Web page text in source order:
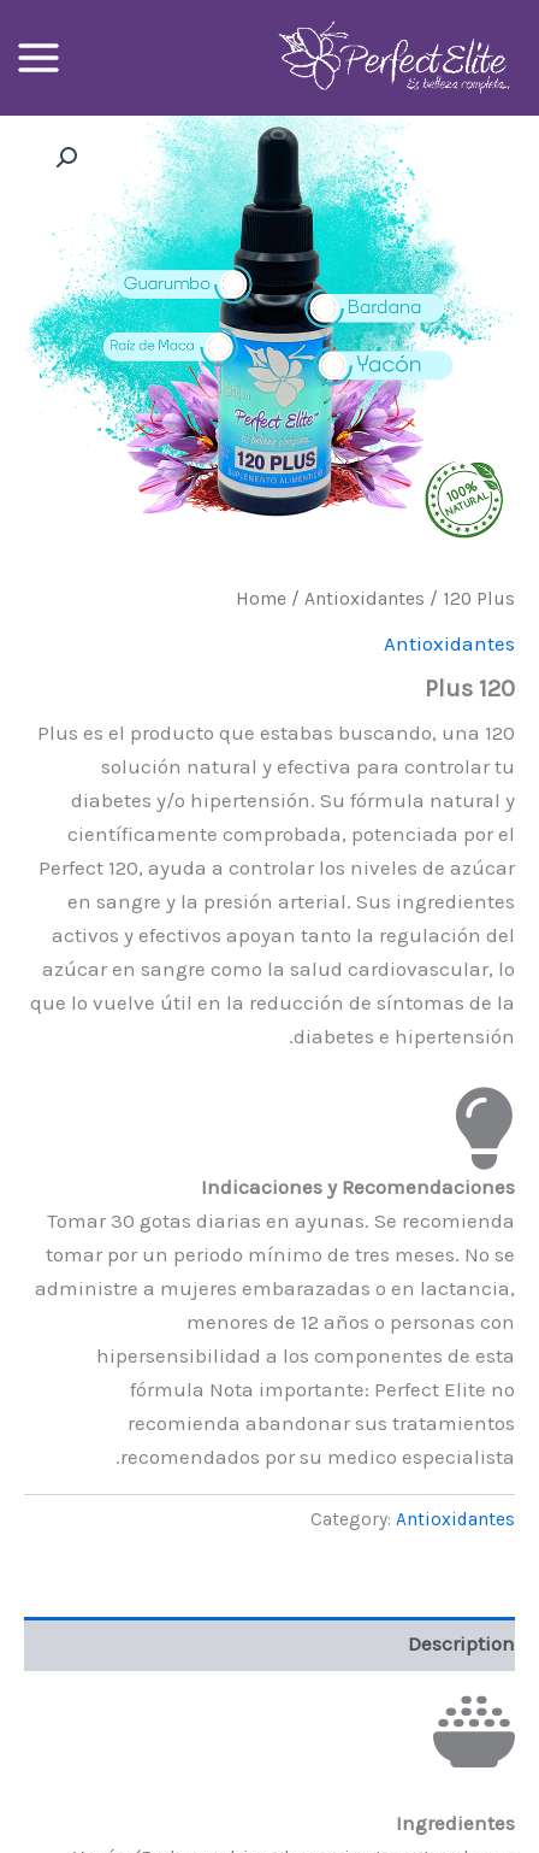
content
Home / Antioxidantes / 120 Plus
Antioxidantes
120 Plus
120 Plus es el producto que estabas buscando, una
solución natural y efectiva para controlar tu
diabetes y/o hipertensión. Su fórmula natural y
científicamente comprobada, potenciada por el
Perfect 120, ayuda a controlar los niveles de azúcar
en sangre y la presión arterial. Sus ingredientes
activos y efectivos apoyan tanto la regulación del
azúcar en sangre como la salud cardiovascular, lo
que lo vuelve útil en la reducción de síntomas de la
diabetes e hipertensión.
Indicaciones y Recomendaciones
Tomar 30 gotas diarias en ayunas. Se recomienda
tomar por un periodo mínimo de tres meses. No se
administre a mujeres embarazadas o en lactancia,
menores de 12 años o personas con
hipersensibilidad a los componentes de esta
fórmula Nota importante: Perfect Elite no
recomienda abandonar sus tratamientos
recomendados por su medico especialista.
Category: Antioxidantes
Description
Ingredientes